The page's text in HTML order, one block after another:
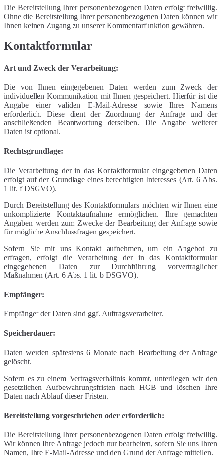
Die Bereitstellung Ihrer personenbezogenen Daten erfolgt freiwillig.
Ohne die Bereitstellung Ihrer personenbezogenen Daten können wir
Ihnen keinen Zugang zu unserer Kommentarfunktion gewähren.
Kontaktformular
Art und Zweck der Verarbeitung:
Die von Ihnen eingegebenen Daten werden zum Zweck der
individuellen Kommunikation mit Ihnen gespeichert. Hierfür ist die
Angabe einer validen E-Mail-Adresse sowie Ihres Namens
erforderlich. Diese dient der Zuordnung der Anfrage und der
anschließenden Beantwortung derselben. Die Angabe weiterer
Daten ist optional.
Rechtsgrundlage:
Die Verarbeitung der in das Kontaktformular eingegebenen Daten
erfolgt auf der Grundlage eines berechtigten Interesses (Art. 6 Abs.
1 lit. f DSGVO).
Durch Bereitstellung des Kontaktformulars möchten wir Ihnen eine
unkomplizierte Kontaktaufnahme ermöglichen. Ihre gemachten
Angaben werden zum Zwecke der Bearbeitung der Anfrage sowie
für mögliche Anschlussfragen gespeichert.
Sofern Sie mit uns Kontakt aufnehmen, um ein Angebot zu
erfragen, erfolgt die Verarbeitung der in das Kontaktformular
eingegebenen Daten zur Durchführung vorvertraglicher
Maßnahmen (Art. 6 Abs. 1 lit. b DSGVO).
Empfänger:
Empfänger der Daten sind ggf. Auftragsverarbeiter.
Speicherdauer:
Daten werden spätestens 6 Monate nach Bearbeitung der Anfrage
gelöscht.
Sofern es zu einem Vertragsverhältnis kommt, unterliegen wir den
gesetzlichen Aufbewahrungsfristen nach HGB und löschen Ihre
Daten nach Ablauf dieser Fristen.
Bereitstellung vorgeschrieben oder erforderlich:
Die Bereitstellung Ihrer personenbezogenen Daten erfolgt freiwillig.
Wir können Ihre Anfrage jedoch nur bearbeiten, sofern Sie uns Ihren
Namen, Ihre E-Mail-Adresse und den Grund der Anfrage mitteilen.